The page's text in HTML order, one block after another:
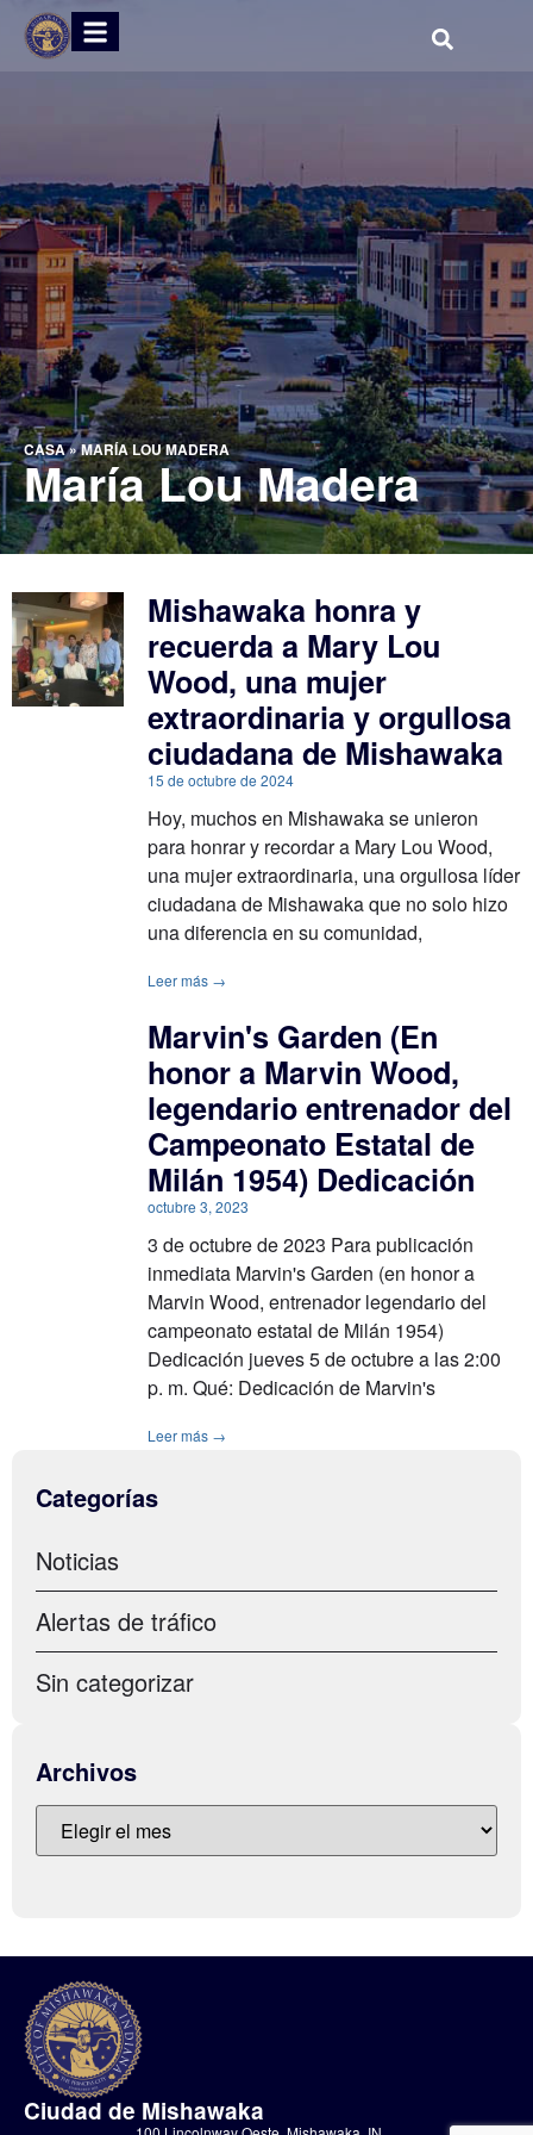
CASA»MARÍA LOU MADERA
María Lou Madera
Mishawaka honra y
recuerda a Mary Lou
Wood, una mujer
extraordinaria y orgullosa
ciudadana de Mishawaka
15 de octubre de 2024
Hoy, muchos en Mishawaka se unieron
para honrar y recordar a Mary Lou Wood,
una mujer extraordinaria, una orgullosa líder
ciudadana de Mishawaka que no solo hizo
una diferencia en su comunidad,
Leer más →
Marvin's Garden (En
honor a Marvin Wood,
legendario entrenador del
Campeonato Estatal de
Milán 1954) Dedicación
octubre 3, 2023
3 de octubre de 2023 Para publicación
inmediata Marvin's Garden (en honor a
Marvin Wood, entrenador legendario del
campeonato estatal de Milán 1954)
Dedicación jueves 5 de octubre a las 2:00
p. m. Qué: Dedicación de Marvin's
Leer más →
Categorías
Noticias
Alertas de tráfico
Sin categorizar
Archivos
Ciudad de Mishawaka